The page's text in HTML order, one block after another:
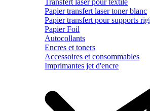
Papier transfert laser toner blanc
Papier transfert pour supports
Papier Foil
Autocollants
Encres et toners
Accessoires et consommables
Imprimantes jet d'encre